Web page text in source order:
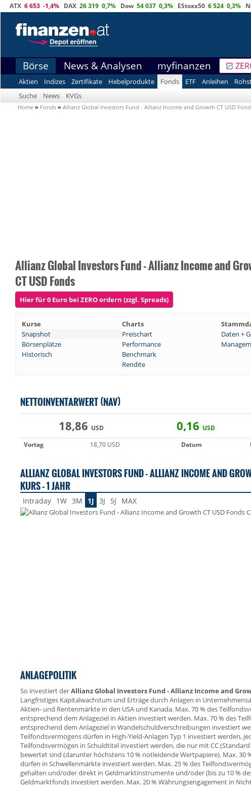
ATX 6 653 -1,4% DAX 26 319 0,7% Dow 54 037 0,3% EStoxx50 6 524 0,3%
Börse News & Analysen myfinanzen
Aktien Indizes Zertifikate Hebelprodukte Fonds ETF Anleihen
Suche
News KVGs
Home » Fonds » Allianz Global Investors Fund - Allianz Income and Growth CT USD
Allianz Global Investors Fund - Allianz Income and
CT USD Fonds
Hier für 0 Euro bei ZERO ordern (zzgl. Spreads)
Kurse Charts
Snapshot
Preischart Daten +
Börsenplätze
Performance
Historisch
Benchmark
Rendite
NETTOINVENTARWERT (NAV)
18,86 USD 0,16 USD
Vortag
18,70 USD Datum
ALLIANZ GLOBAL INVESTORS FUND - ALLIANZ INCOME AND
KURS - 1 JAHR
Intraday 1W 3M 1J 3J 5J MAX
ANLAGEPOLITIK
So investiert derAllianz Global Investors Fund - Allianz Income and
Langfristiges Kapitalwachstum und Erträge durch Anlagen in
Aktien- und Rentenmärkte in den USA und Kanada. Max. 70 % des
entsprechend dem Anlageziel in Aktien investiert werden. Max. 70 % des
entsprechend dem Anlageziel in Wandelschuldverschreibungen investiert
Teilfondsvermögens dürfen in High-Yield-Anlagen Typ 1 investiert werden,
Teilfondsvermögen in Schuldtitel investiert werden, die nur mit CC (Standard
bewertet sind (darunter höchstens 10 % notleidende Wertpapiere). Max. 30
dürfen in Schwellenmärkte investiert werden. Max. 25 % des
gehalten und/oder direkt in Geldmarktinstrumente und/oder (bis zu 10 %
Geldmarktfonds investiert werden. Max. 20 % Währungsengagement in